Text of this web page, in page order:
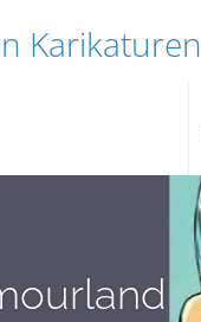
Karikaturen